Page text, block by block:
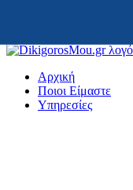
Μετάβαση
περιεχόμενο
Αρχική
Ποιοι Είμαστε
Υπηρεσίες